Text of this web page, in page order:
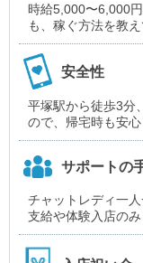
時給5,000〜6,000
も、稼ぐ方法を教
安全性
平塚駅から徒歩3分
ので、帰宅時も安心
サポートの
チャットレディ一
支給や体験入店の